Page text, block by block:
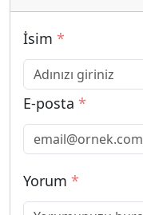
İsim *
E-posta *
Yorum *